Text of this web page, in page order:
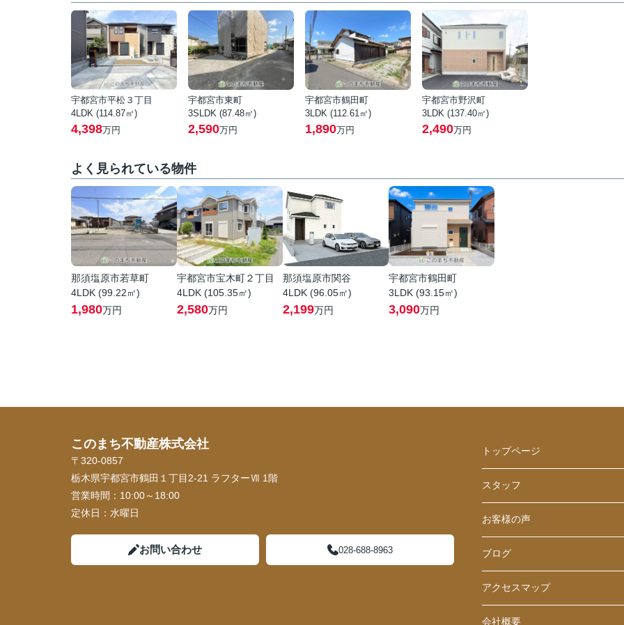
宇都宮市平松３丁目
4LDK (114.87㎡)
4,398万円
宇都宮市東町
3SLDK (87.48㎡)
2,590万円
宇都宮市鶴田町
3LDK (112.61㎡)
1,890万円
宇都宮市野沢町
3LDK (137.40㎡)
2,490万円
よく見られている物件
那須塩原市若草町
4LDK (99.22㎡)
1,980万円
宇都宮市宝木町２丁目
4LDK (105.35㎡)
2,580万円
那須塩原市関谷
4LDK (96.05㎡)
2,199万円
宇都宮市鶴田町
3LDK (93.15㎡)
3,090万円
このまち不動産株式会社
〒320-0857
栃木県宇都宮市鶴田１丁目2-21 ラフターⅦ 1階
営業時間： 10:00～18:00
定休日： 水曜日
お問い合わせ 028-688-8963
トップページ
スタッフ
お客様の声
ブログ
アクセスマップ
会社概要